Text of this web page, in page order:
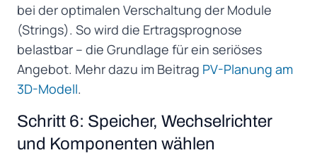
bei der optimalen Verschaltung der Module
(Strings). So wird die Ertragsprognose
belastbar – die Grundlage für ein seriöses
Angebot. Mehr dazu im Beitrag PV-Planung am
3D-Modell.
Schritt 6: Speicher, Wechselrichter
und Komponenten wählen